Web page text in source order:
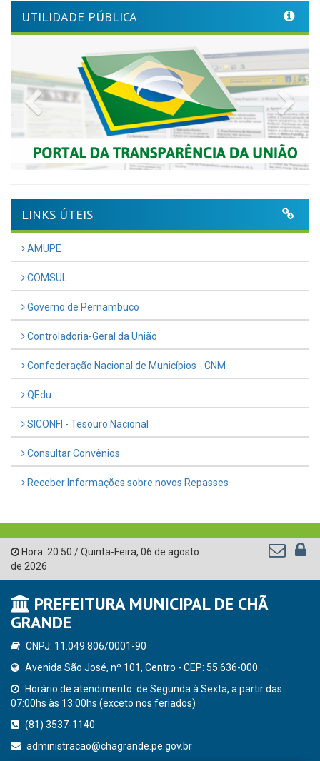
UTILIDADE PÚBLICA
Previous
LINKS ÚTEIS
AMUPE
COMSUL
Governo de Pernambuco
Controladoria-Geral da União
Confederação Nacional de Municípios - CNM
QEdu
SICONFI - Tesouro Nacional
Consultar Convênios
Receber Informações sobre novos Repasses
Hora: 20:50 /Quinta-Feira, 06 de agosto
de 2026
PREFEITURA MUNICIPAL DE CHÃ
GRANDE
CNPJ: 11.049.806/0001-90
Avenida São José, nº 101, Centro - CEP: 55.636-000
Horário de atendimento: de Segunda à Sexta, a partir das
07:00hs às 13:00hs (exceto nos feriados)
(81) 3537-1140
administracao@chagrande.pe.gov.br